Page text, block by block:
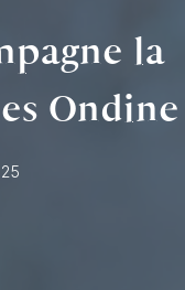
la
Ondine